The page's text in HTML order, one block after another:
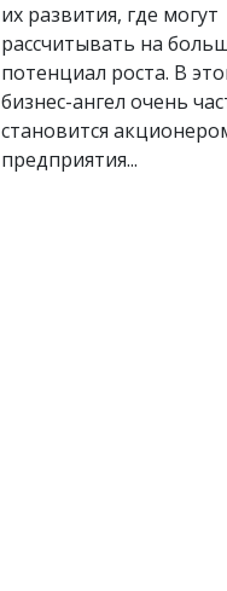
их развития, где могут
рассчитывать на
потенциал роста. В
бизнес-ангел очень
становится
предприятия...